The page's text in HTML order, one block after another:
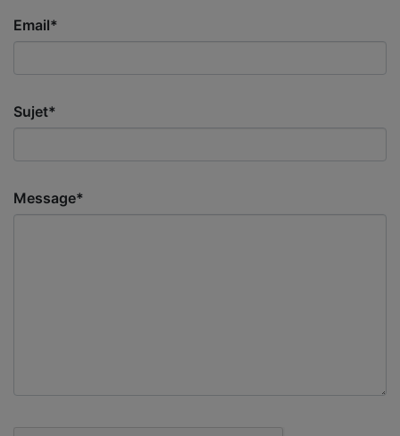
Email*
Sujet*
Message*